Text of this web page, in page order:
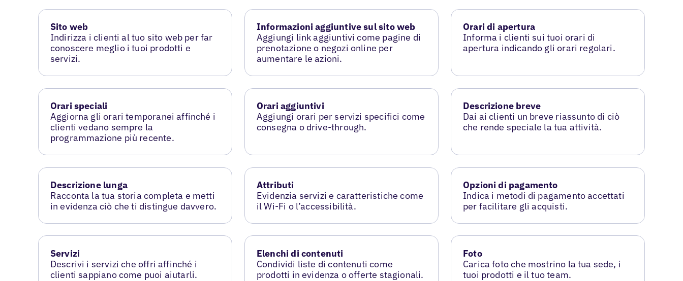
Sito web
Indirizza i clienti al tuo sito web per far
conoscere meglio i tuoi prodotti e
servizi.
Informazioni aggiuntive sul sito web
Aggiungi link aggiuntivi come pagine di
prenotazione o negozi online per
aumentare le azioni.
Orari di apertura
Informa i clienti sui tuoi orari di
apertura indicando gli orari regolari.
Orari speciali
Aggiorna gli orari temporanei affinché i
clienti vedano sempre la
programmazione più recente.
Orari aggiuntivi
Aggiungi orari per servizi specifici come
consegna o drive-through.
Descrizione breve
Dai ai clienti un breve riassunto di ciò
che rende speciale la tua attività.
Descrizione lunga
Racconta la tua storia completa e metti
in evidenza ciò che ti distingue davvero.
Attributi
Evidenzia servizi e caratteristiche come
il Wi-Fi o l’accessibilità.
Opzioni di pagamento
Indica i metodi di pagamento accettati
per facilitare gli acquisti.
Servizi
Descrivi i servizi che offri affinché i
clienti sappiano come puoi aiutarli.
Elenchi di contenuti
Condividi liste di contenuti come
prodotti in evidenza o offerte stagionali.
Foto
Carica foto che mostrino la tua sede, i
tuoi prodotti e il tuo team.